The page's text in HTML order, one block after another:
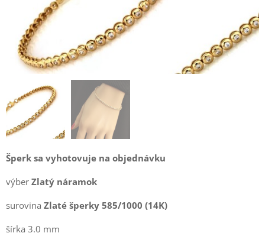
Šperk sa vyhotovuje na objednávku
výber Zlatý náramok
surovina Zlaté šperky 585/1000 (14K)
šírka 3.0 mm